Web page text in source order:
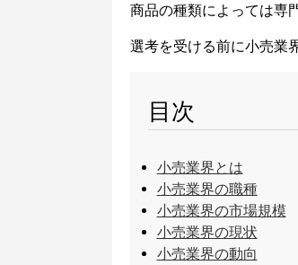
商品の種類によっては専
選考を受ける前に小売業
目次
小売業界とは
小売業界の職種
小売業界の市場規模
小売業界の現状
小売業界の動向